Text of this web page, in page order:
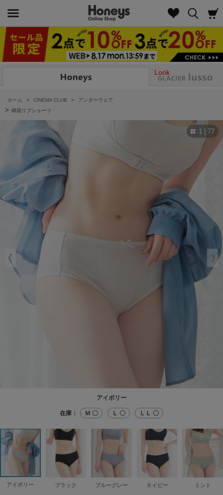
Look
ホーム > CINEMA CLUB > アンダーウェア
> 綿混リブショーツ
1 | 77
アイボリー
在庫： Ｍ 〇 Ｌ 〇 ＬＬ 〇
アイボリー ブラック ブルーグレー ネイビー ミント